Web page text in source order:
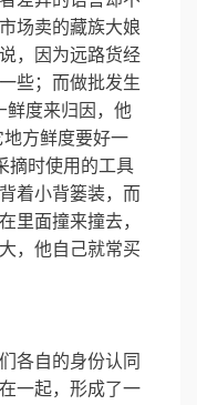
场卖的藏族大娘
，因为远路货经
些；而做批发生
度来归因，他
方鲜度要好一
摘时使用的工具
着小背篓装，而
里面撞来撞去，
，他自己就常买
各自的身份认同
一起，形成了一